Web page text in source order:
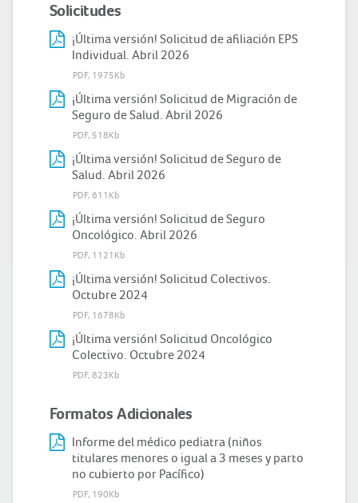
Solicitudes
¡Última versión! Solicitud de afiliación EPS
Individual. Abril 2026
PDF, 1975Kb
¡Última versión! Solicitud de Migración de
Seguro de Salud. Abril 2026
PDF, 518Kb
¡Última versión! Solicitud de Seguro de
Salud. Abril 2026
PDF, 611Kb
¡Última versión! Solicitud de Seguro
Oncológico. Abril 2026
PDF, 1121Kb
¡Última versión! Solicitud Colectivos.
Octubre 2024
PDF, 1678Kb
¡Última versión! Solicitud Oncológico
Colectivo. Octubre 2024
PDF, 823Kb
Formatos Adicionales
Informe del médico pediatra (niños
titulares menores o igual a 3 meses y parto
no cubierto por Pacífico)
PDF, 190Kb